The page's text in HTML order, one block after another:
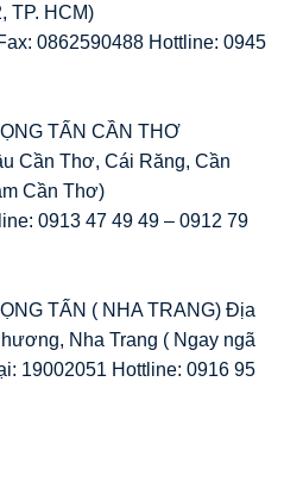
TP. HCM)
0862590488 Hottline: 0945
TẤN CẦN THƠ
Cần Thơ, Cái Răng, Cần
Cần Thơ)
0913 47 49 49 – 0912 79
TẤN ( NHA TRANG) Địa
Nha Trang ( Ngay ngã
19002051 Hottline: 0916 95